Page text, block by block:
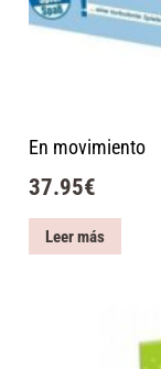
En movimiento
37.95€
Leer más